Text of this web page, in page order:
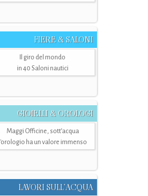
FIERE & SALONI
Il giro del mondo
in 40 Saloni nautici
GIOIELLI & OROLOGI
Maggi Officine, sott’acqua
l'orologio ha un valore immenso
LAVORI SULL’ACQUA